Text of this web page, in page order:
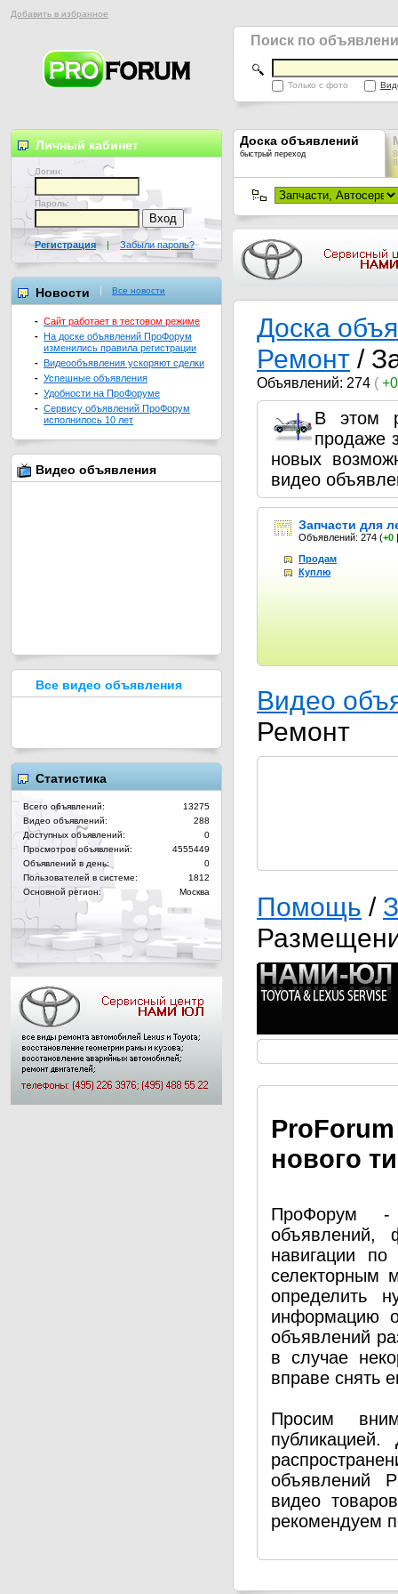
Добавить в избранное
Поиск по
Только с фото
Доска объявлений
быстрый переход
Доска
Ремонт /
Объявлений: 274 ( +0
В этом
продаже
новых
видео
Запчасти для
Объявлений: 274 (+0
Продам
Куплю
Видео
Ремонт
Помощь /
Pro
нового
ПроФорум -
объявлений,
навигации по
селекторным
определить
информацию
объявлений
в случае
вправе снять
Просим
объявлений
видео
рекомендуем
Личный кабинет
Логин:
Пароль:
Регистрация | Забыли пароль?
Новости Все новости
- Сайт работает в тестовом режиме
- На доске объявлений ПроФорум
изменились правила регистрации
- Видеообъявления ускоряют сделки
- Успешные объявления
- Удобности на ПроФоруме
- Сервису объявлений ПроФорум
исполнилось 10 лет
Видео объявления
Все видео объявления
Статистика
Всего объявлений:
13275
Видео объявлений:
288
Доступных объявлений:
0
Просмотров объявлений:
4555449
Объявлений в день:
0
Пользователей в системе:
1812
Основной регион:
Москва